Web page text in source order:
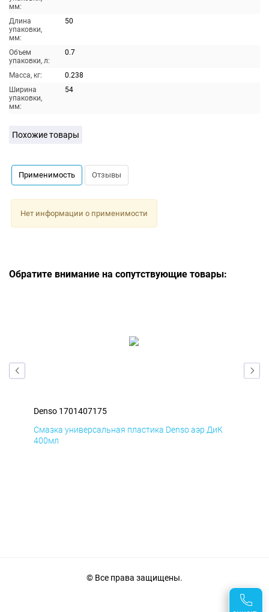
мм:
Длина
упаковки,
мм:
50
Объем
упаковки, л:
0.7
Масса, кг:
0.238
Ширина
упаковки,
мм:
54
Похожие товары
Применимость Отзывы
Нет информации о применимости
Обратите внимание на сопутствующие товары:
Denso 1701407175
Смазка универсальная пластика Denso аэр ДиК
400мл
© Все права защищены.